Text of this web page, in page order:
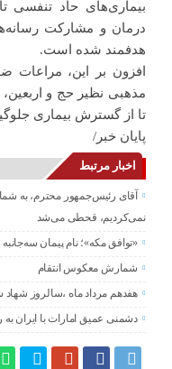
بیماری‌های حاد تنفسی
درمان و مشارکت
هدفمند شده است.
افزون بر این، مراعات
مذهبی نظیر حج و
تا از گسترش بیماری
پایان خبر/
اخبار مرتبط
آقای رئیس‌جمهور محترم، به
نمی‌کردیم، قحطی می‌شد
«توافق مکه»؛ نام پیمان
شمارش معکوس انتقام
هفدهم مرداد ماه ،سالروز
دشمنی عمیق امارات با ایران